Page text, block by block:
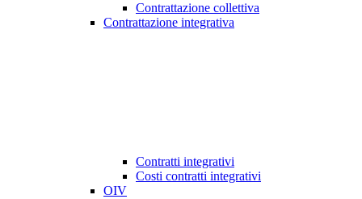
Contrattazione collettiva
Contrattazione integrativa
Contratti integrativi
Costi contratti integrativi
OIV